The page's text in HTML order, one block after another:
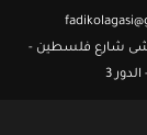
شارع فلسطين -
3